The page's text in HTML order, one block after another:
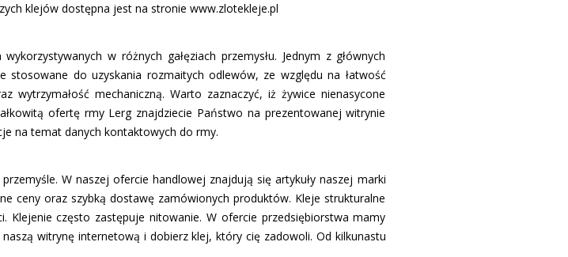
klejów dostępna jest na stronie www.zlotekleje.pl
w różnych gałęziach przemysłu. Jednym z głównych
stosowane do uzyskania rozmaitych odlewów, ze względu na łatwość
wytrzymałość mechaniczną. Warto zaznaczyć, iż żywice nienasycone
ofertę firmy Lerg znajdziecie Państwo na prezentowanej witrynie
na temat danych kontaktowych do firmy.
W naszej ofercie handlowej znajdują się artykuły naszej marki
ceny oraz szybką dostawę zamówionych produktów. Kleje strukturalne
Klejenie często zastępuje nitowanie. W ofercie przedsiębiorstwa mamy
witrynę internetową i dobierz klej, który cię zadowoli. Od kilkunastu